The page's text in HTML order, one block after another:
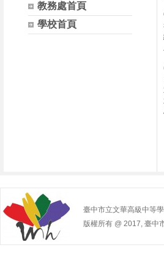
教務處首頁
學校首頁
臺中市立文華高級中等
版權所有 @ 2017, 臺中